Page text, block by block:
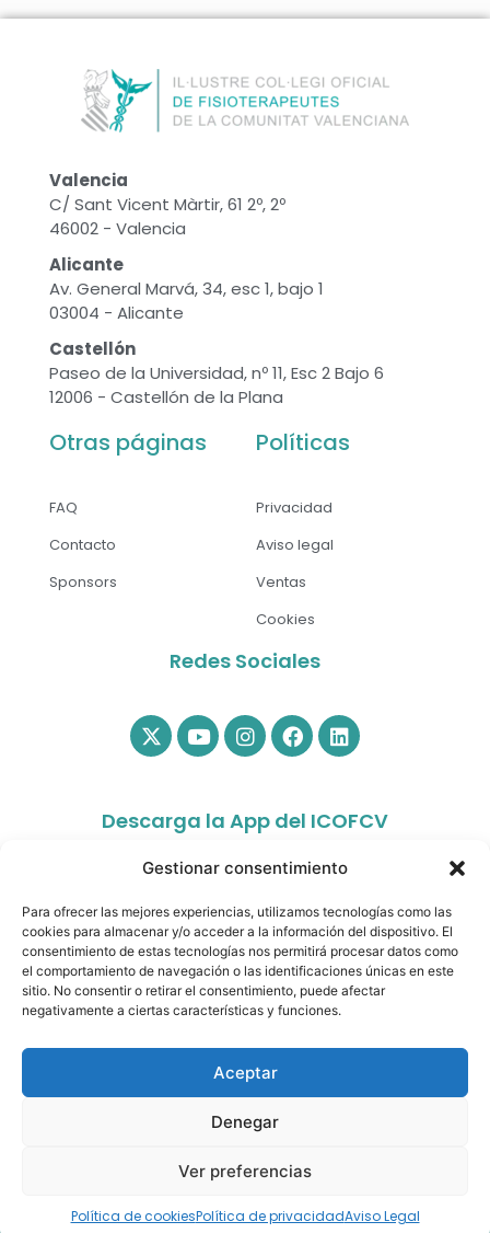
Gestionar consentimiento
Para ofrecer las mejores experiencias, utilizamos tecnologías como las
cookies para almacenar y/o acceder a la información del dispositivo. El
consentimiento de estas tecnologías nos permitirá procesar datos como
el comportamiento de navegación o las identificaciones únicas en este
sitio. No consentir o retirar el consentimiento, puede afectar
negativamente a ciertas características y funciones.
Aceptar
Denegar
Ver preferencias
Política de cookiesPolítica de privacidadAviso Legal
Valencia
C/ Sant Vicent Màrtir, 61 2º, 2º
46002 - Valencia
Alicante
Av. General Marvá, 34, esc 1, bajo 1
03004 - Alicante
Castellón
Paseo de la Universidad, nº 11, Esc 2 Bajo 6
12006 - Castellón de la Plana
Otras páginas
FAQ
Contacto
Sponsors
Políticas
Privacidad
Aviso legal
Ventas
Cookies
Redes Sociales
Descarga la App del ICOFCV
app.colfisiocv.com
© Copyright 2026- Ilustre Colegio Oficial de
Fisioterapeutas de la Comunidad Valenciana. All rights
reserved.